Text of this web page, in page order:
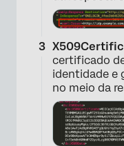
certificado
identidade e
no meio da